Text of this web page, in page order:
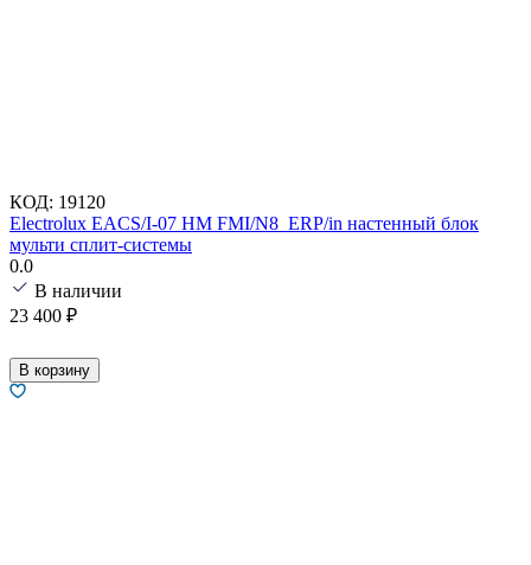
КОД: 19120
Electrolux EACS/I-07 HM FMI/N8_ERP/in настенный блок
мульти сплит-системы
0.0
В наличии
23 400 ₽
В корзину